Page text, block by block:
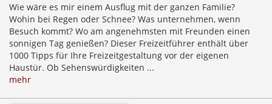
Wie wäre es mir einem Ausflug mit der ganzen Familie?
Wohin bei Regen oder Schnee? Was unternehmen, wenn
Besuch kommt? Wo am angenehmsten mit Freunden einen
sonnigen Tag genießen? Dieser Freizeitführer enthält über
1000 Tipps für Ihre Freizeitgestaltung vor der eigenen
Haustür. Ob Sehenswürdigkeiten ...
mehr